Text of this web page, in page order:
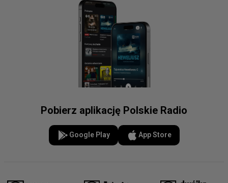
Pobierz aplikację Polskie Radio
Google Play App Store